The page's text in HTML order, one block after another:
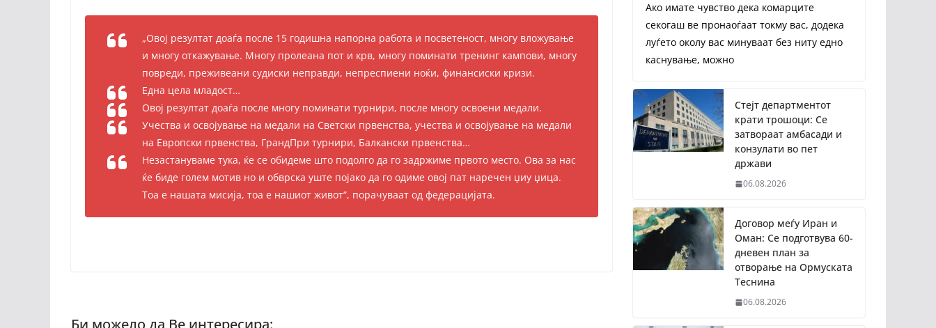
„Овој резултат доаѓа после 15 годишна напорна работа и посветеност, многу вложување
и многу откажување. Многу пролеана пот и крв, многу поминати тренинг кампови, многу
повреди, преживеани судиски неправди, непреспиени ноќи, финансиски кризи.
Една цела младост…
Овој резултат доаѓа после многу поминати турнири, после многу освоени медали.
Учества и освојување на медали на Светски првенства, учества и освојување на медали
на Европски првенства, ГрандПри турнири, Балкански првенства…
Незастануваме тука, ќе се обидеме што подолго да го задржиме првото место. Ова за нас
ќе биде голем мотив но и обврска уште појако да го одиме овој пат наречен џиу џица.
Тоа е нашата мисија, тоа е нашиот живот“, порачуваат од федерацијата.
Ако имате чувство дека комарците
секогаш ве пронаоѓаат токму вас, додека
луѓето околу вас минуваат без ниту едно
каснување, можно
Стејт департментот
крати трошоци: Се
затвораат амбасади и
конзулати во пет
држави
06.08.2026
Договор меѓу Иран и
Оман: Се подготвува 60-
дневен план за
отворање на Ормуската
Теснина
06.08.2026